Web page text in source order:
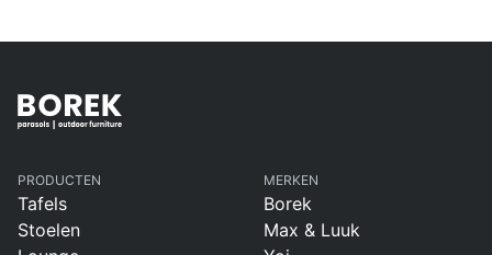
PRODUCTEN
Tafels
Stoelen
MERKEN
Borek
Max & Luuk